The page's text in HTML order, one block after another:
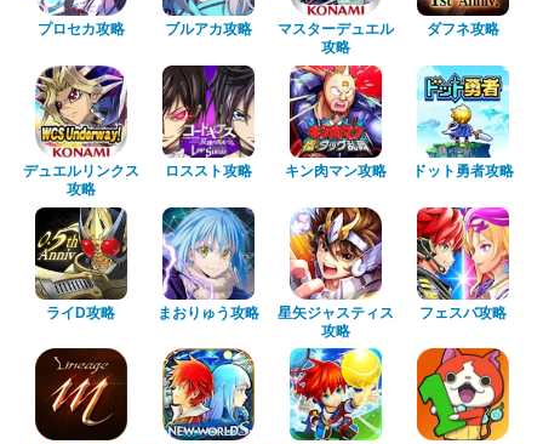
プロセカ攻略 ブルアカ攻略
マスターデュエル
攻略
ダフネ攻略
デュエルリンクス
攻略
ロススト攻略 キン肉マン攻略 ドット勇者攻略
ライD攻略 まおりゅう攻略
星矢ジャスティス
攻略
フェスバ攻略